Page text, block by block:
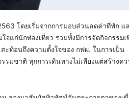
โดยเริ่มจากการมอบส่วนลดค่าที่พัก แ
แก่นักท่องเที่ยว รวมทั้งมีการจัดกิจกรรมเ
ะท้อนถึงความตั้งใจของ กฟผ. ในการเป็น
มชาติ ทุกการเดินทางไม่เพียงแต่สร้างคว